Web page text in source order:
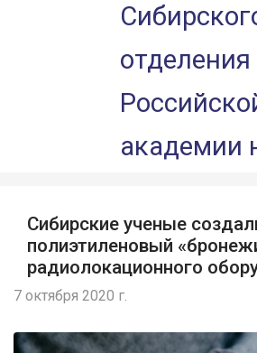
отделения
академии
Сибирские ученые
полиэтиленовый
радиолокационного
7 октября 2020 г.